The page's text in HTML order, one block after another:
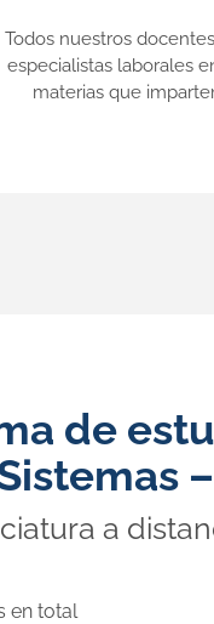
Todos nuestros
especialistas laborales
materias que
de
a
en total